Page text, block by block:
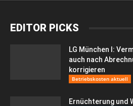
EDITOR PICKS
LG München I:
auch nach
korrigieren
Betriebskosten aktuell
Ernüchterung und